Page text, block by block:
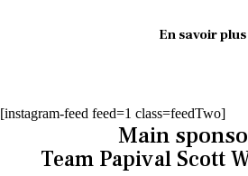
En savoir plus
[instagram-feed feed=1 class=feedTwo]
Main
Team Papival Scott